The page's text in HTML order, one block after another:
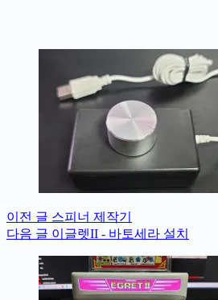
이전 글 스피너 제작기
다음 글 이글렛II - 바토세라 설치